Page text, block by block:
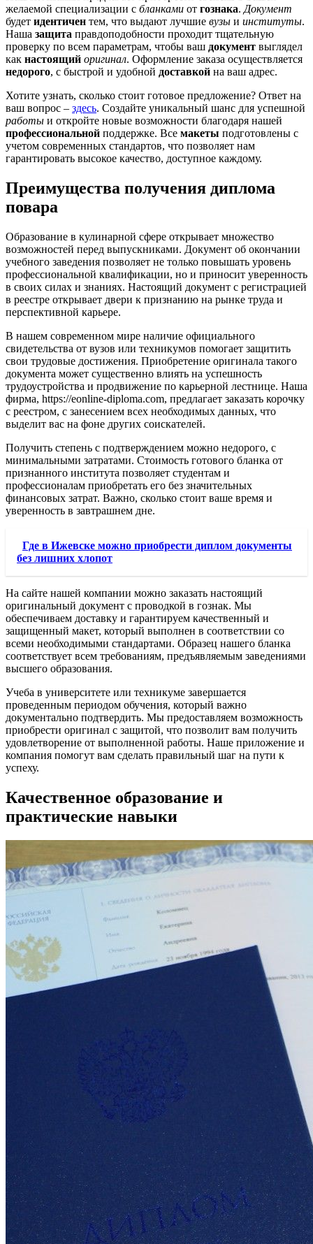
желаемой специализации с бланками от гознака. Документ
будет идентичен тем, что выдают лучшие вузы и институты.
Наша защита правдоподобности проходит тщательную
проверку по всем параметрам, чтобы ваш документ выглядел
как настоящий оригинал. Оформление заказа осуществляется
недорого, с быстрой и удобной доставкой на ваш адрес.
Хотите узнать, сколько стоит готовое предложение? Ответ на
ваш вопрос – здесь. Создайте уникальный шанс для успешной
работы и откройте новые возможности благодаря нашей
профессиональной поддержке. Все макеты подготовлены с
учетом современных стандартов, что позволяет нам
гарантировать высокое качество, доступное каждому.
Преимущества получения диплома
повара
Образование в кулинарной сфере открывает множество
возможностей перед выпускниками. Документ об окончании
учебного заведения позволяет не только повышать уровень
профессиональной квалификации, но и приносит уверенность
в своих силах и знаниях. Настоящий документ с регистрацией
в реестре открывает двери к признанию на рынке труда и
перспективной карьере.
В нашем современном мире наличие официального
свидетельства от вузов или техникумов помогает защитить
свои трудовые достижения. Приобретение оригинала такого
документа может существенно влиять на успешность
трудоустройства и продвижение по карьерной лестнице. Наша
фирма, https://eonline-diploma.com, предлагает заказать корочку
с реестром, с занесением всех необходимых данных, что
выделит вас на фоне других соискателей.
Получить степень с подтверждением можно недорого, с
минимальными затратами. Стоимость готового бланка от
признанного института позволяет студентам и
профессионалам приобретать его без значительных
финансовых затрат. Важно, сколько стоит ваше время и
уверенность в завтрашнем дне.
Где в Ижевске можно приобрести диплом документы
без лишних хлопот
На сайте нашей компании можно заказать настоящий
оригинальный документ с проводкой в гознак. Мы
обеспечиваем доставку и гарантируем качественный и
защищенный макет, который выполнен в соответствии со
всеми необходимыми стандартами. Образец нашего бланка
соответствует всем требованиям, предъявляемым заведениями
высшего образования.
Учеба в университете или техникуме завершается
проведенным периодом обучения, который важно
документально подтвердить. Мы предоставляем возможность
приобрести оригинал с защитой, что позволит вам получить
удовлетворение от выполненной работы. Наше приложение и
компания помогут вам сделать правильный шаг на пути к
успеху.
Качественное образование и
практические навыки